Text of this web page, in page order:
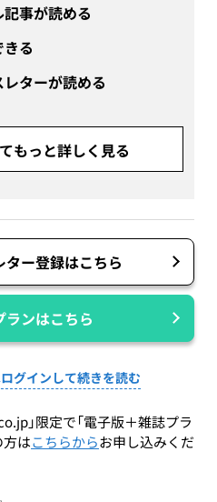
事が読める
る
ターが読める
もっと詳しく見る
ー登録はこちら
ランはこちら
グインして続きを読む
」限定で「電子版＋雑誌プラ
方はこちらからお申し込みくだ